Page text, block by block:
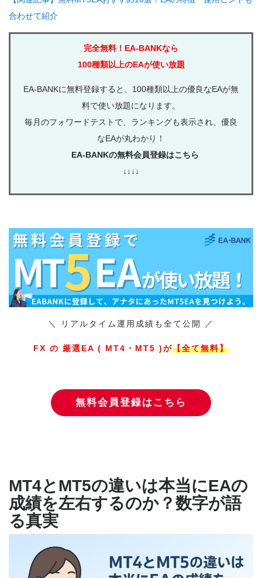
合わせて紹介
完全無料！EA-BANKなら
100種類以上のEAが使い放題
EA-BANKに無料登録すると、100種類以上の優良なEAが無
料で使い放題になります。
毎月のフォワードテストで、ランキングも表示され、優良
なEAが丸わかり！
EA-BANKの無料会員登録はこちら
↓↓↓↓
＼ リアルタイム運用成績も全て公開 ／
FX の 厳選EA ( MT4・MT5 )が【全て無料】
無料会員登録はこちら
MT4とMT5の違いは本当にEAの
成績を左右するのか？数字が語
る真実